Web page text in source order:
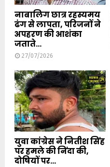
नाबालिग छात्र रहस्यमय
ढंग से लापता, परिजनों ने
अपहरण की आशंका
जताते...
27/07/2026
युवा कांग्रेस ने नितीश सिंह
पर हमले की निंदा की,
दोषियों पर...